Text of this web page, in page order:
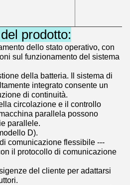
prodotto:
dello stato operativo, con
sul funzionamento del sistema
della batteria. Il sistema di
integrato consente un
di continuità.
circolazione e il controllo
parallela possono
parallele.
D).
comunicazione flessibile ---
il protocollo di comunicazione
del cliente per adattarsi